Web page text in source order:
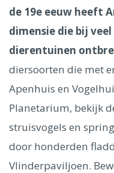
Ålesund
Dublin
Hong Kong
Madrid
Vancouver
Alles bekijken
de 19e eeuw heeft
dimensie die bij
dierentuinen
diersoorten die met
Apenhuis en
Planetarium, bekijk
struisvogels en
door honderden
Vlinderpaviljoen.